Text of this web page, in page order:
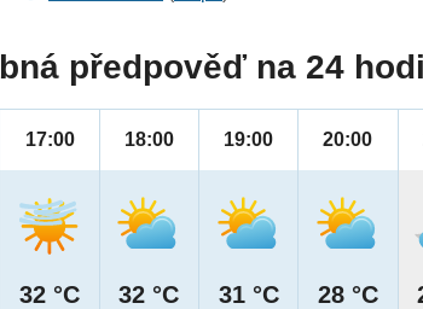
předpověď na 24
17:00
32 °C
18:00
32 °C
19:00
31 °C
20:00
28 °C